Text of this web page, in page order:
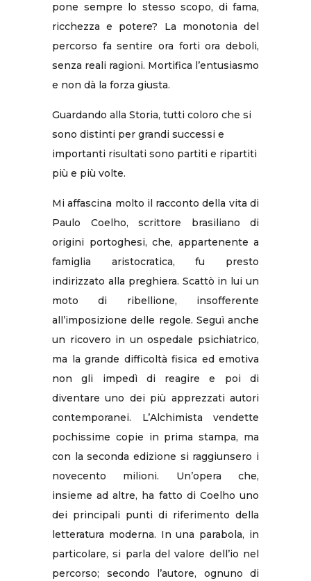
pone sempre lo stesso scopo, di fama,
ricchezza e potere? La monotonia del
percorso fa sentire ora forti ora deboli,
senza reali ragioni. Mortifica l’entusiasmo
e non dà la forza giusta.
Guardando alla Storia, tutti coloro che si
sono distinti per grandi successi e
importanti risultati sono partiti e ripartiti
più e più volte.
Mi affascina molto il racconto della vita di
Paulo Coelho, scrittore brasiliano di
origini portoghesi, che, appartenente a
famiglia aristocratica, fu presto
indirizzato alla preghiera. Scattò in lui un
moto di ribellione, insofferente
all’imposizione delle regole. Seguì anche
un ricovero in un ospedale psichiatrico,
ma la grande difficoltà fisica ed emotiva
non gli impedì di reagire e poi di
diventare uno dei più apprezzati autori
contemporanei. L’Alchimista vendette
pochissime copie in prima stampa, ma
con la seconda edizione si raggiunsero i
novecento milioni. Un’opera che,
insieme ad altre, ha fatto di Coelho uno
dei principali punti di riferimento della
letteratura moderna. In una parabola, in
particolare, si parla del valore dell’io nel
percorso; secondo l’autore, ognuno di